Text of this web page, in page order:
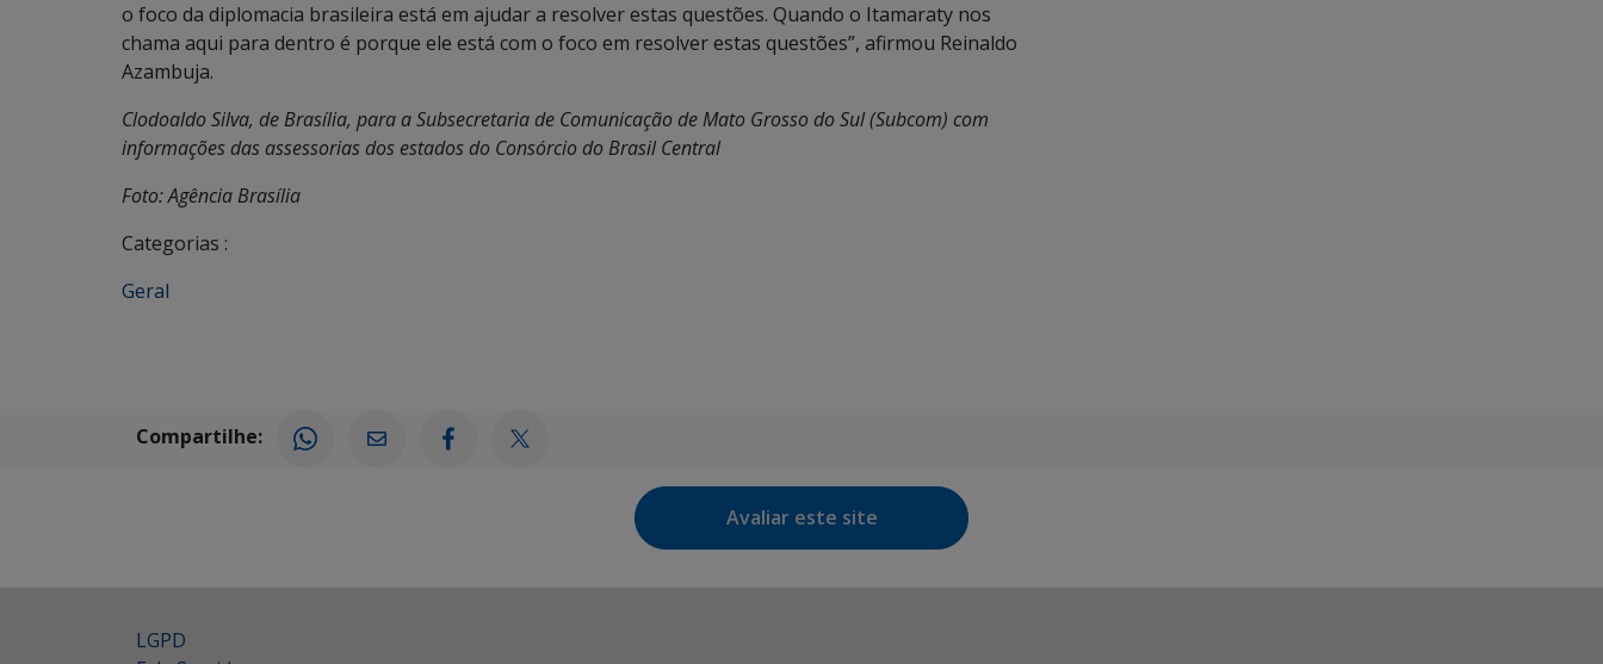
o foco da diplomacia brasileira está em ajudar a resolver estas questões. Quando o Itamaraty nos
chama aqui para dentro é porque ele está com o foco em resolver estas questões”, afirmou Reinaldo
Azambuja.
Clodoaldo Silva, de Brasília, para a Subsecretaria de Comunicação de Mato Grosso do Sul (Subcom) com
informações das assessorias dos estados do Consórcio do Brasil Central
Foto: Agência Brasília
Categorias :
Geral
Compartilhe:
Avaliar este site
LGPD